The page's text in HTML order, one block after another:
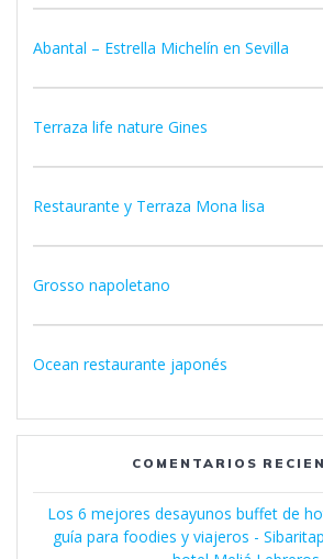
Abantal – Estrella Michelín en Sevilla
Terraza life nature Gines
Restaurante y Terraza Mona lisa
Grosso napoletano
Ocean restaurante japonés
COMENTARIOS
Los 6 mejores desayunos buffet de
guía para foodies y viajeros -